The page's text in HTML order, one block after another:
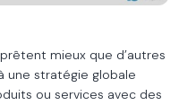
mieux que d’autres
une stratégie globale
ou services avec des